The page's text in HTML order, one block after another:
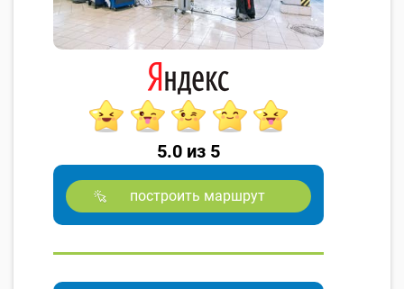
5.0 из 5
построить маршрут